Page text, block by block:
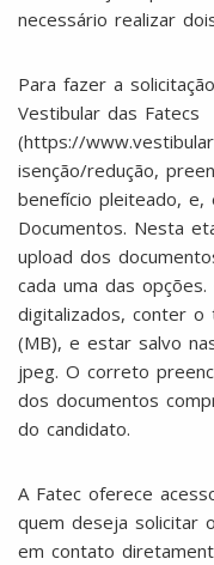
necessário realizar
Para fazer a
Vestibular das Fatecs
(https://
isenção/redução,
benefício pleiteado, e,
Documentos. Nesta
upload dos
cada uma das
digitalizados, conter
(MB), e estar salvo
jpeg. O correto
dos documentos
do candidato.
A Fatec oferece
quem deseja solicitar
em contato